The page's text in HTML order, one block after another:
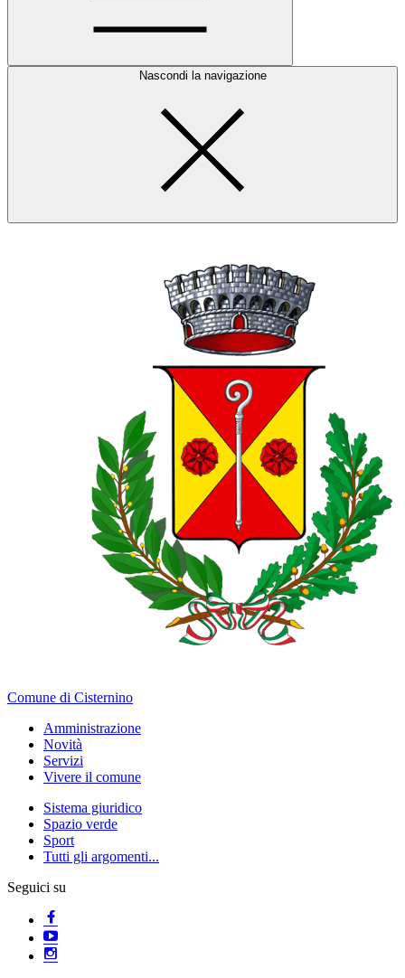
Nascondi la navigazione
Comune di Cisternino
Amministrazione
Novità
Servizi
Vivere il comune
Sistema giuridico
Spazio verde
Sport
Tutti gli argomenti...
Seguici su